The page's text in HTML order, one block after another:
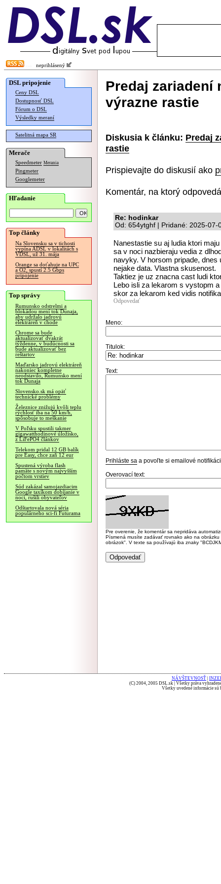
neprihlásený
DSL pripojenie
Ceny DSL
Dostupnosť DSL
Fórum o DSL
Výsledky meraní
Satelitná mapa SR
Merače
Speedmeter Merania
Pingmeter
Googlemeter
Hľadanie
Top články
Na Slovensku sa v tichosti
vypína ADSL v lokalitách s
VDSL, už 31. mája
Orange sa doťahuje na UPC
a O2, spustí 2.5 Gbps
pripojenie
Top správy
Rumunsko odstrelmi a
blokádou mení tok Dunaja,
aby udržalo jadrovú
elektráreň v chode
Chrome sa bude
aktualizovať dvakrát
týždenne, v budúcnosti sa
bude aktualizovať bez
reštartov
Maďarsko jadrovú elektráreň
nakoniec kompletne
neodstavilo, Rumunsko mení
tok Dunaja
Slovensko.sk má opäť
technické problémy
Železnice znižujú kvôli teplu
rýchlosť iba na 50 km/h,
spôsobuje to meškanie
V Poľsku spustili takmer
gigawatthodinové úložisko,
z LiFePO4 článkov
Telekom pridal 12 GB balík
pre Easy, chce zaň 12 eur
Spustená výroba flash
pamäte s novým najvyšším
počtom vrstiev
Súd zakázal samojazdiacim
Google taxíkom dobíjanie v
noci, rušili obyvateľov
Odštartovala nová séria
populárneho sci-fi Futurama
Predaj zariadení
výrazne rastie
Diskusia k článku: Predaj
rastie
Prispievajte do diskusií ako
Komentár, na ktorý
Re: hodinkar
Od: 654ytghf | Pridané: 2025-07-
Nanestastie su aj ludia ktori
sa v noci nazbieraju vedia z
navyky. V horsom pripade,
nejake data. Vlastna skusenost.
Taktiez je uz znacna cast ludi
Lebo isli za lekarom s vystopm
skor za lekarom ked vidis
Odpovedať
Meno:
Titulok:
Text:
Prihláste sa a povoľte si emailové
Overovací text:
Pre overenie, že komentár sa nepridáva
Písmená musíte zadávať rovnako ako na
obrázok". V texte sa používajú iba znaky
NÁVŠTEVNOSŤ
(C) 2004, 2005 DSL.sk | Všetky práva
Všetky uvedené informácie sú